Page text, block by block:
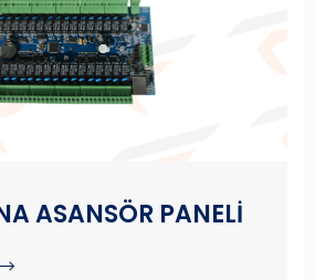
ASANSÖR PANELİ